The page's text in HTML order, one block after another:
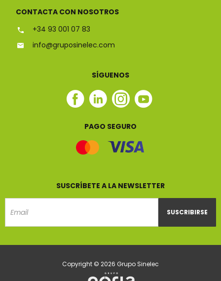
CONTACTA CON NOSOTROS
+34 93 001 07 83
info@gruposinelec.com
SÍGUENOS
Facebook
Linkedin
Instagram
Youtube
PAGO SEGURO
SUSCRÍBETE A LA NEWSLETTER
SUSCRIBIRSE
Copyright © 2026 Grupo Sinelec